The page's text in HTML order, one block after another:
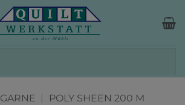
GARNE | POLY SHEEN 200 M